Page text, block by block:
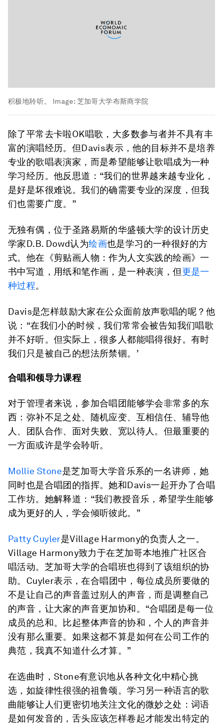
积极地聆听。 Image: 芝加哥大学布斯商学院
除了平常去卡啦OK唱歌，大多数参与者并不具有丰
富的演唱经历。但Davis表示，他的目标并不是培养
专业的歌唱表演家，而是希望能够让歌唱成为一种
学习经历。他反思道：“我们的世界越来越专业化，
是好是坏很难说。我们的确需要专业的深度，但我
们也需要广度。”
无独有偶，位于圣路易斯的华盛顿大学的设计历史
学家D.B. Dowd认为绘画也是学习的一种很好的方
式。他在《剪贴画人物：作为人文实践的绘画》一
书中写道，用纸和笔作画，是一种表演，但更是一
种过程。
Davis是怎样鼓励大家在公众面前放声歌唱的呢？他
说：“在我们小的时候，我们常常会被告知我们唱歌
并不好听。但实际上，很多人都能唱得很好。有时
我们只是被自己的想法所禁锢。’
合唱和领导力课程
对于管理者来说，参加合唱团能够学会非常多的东
西：弥补不足之处、随机应变、互相信任、辅导他
人、团队合作、面对失败、宽以待人。但最重要的
一方面或许是学会聆听。
Mollie Stone是芝加哥大学音乐系的一名讲师，她
同时也是合唱团的指挥。她和Davis一起开办了合唱
工作坊。她解释道：“我们教授音乐，希望学生能够
成为更好的人，学会倾听彼此。”
Patty Cuyler是Village Harmony的负责人之一。
Village Harmony致力于在芝加哥本地推广社区合
唱活动。芝加哥大学的合唱班也得到了该组织的协
助。Cuyler表示，在合唱团中，每位成员所要做的
不是让自己的声音盖过别人的声音，而是调整自己
的声音，让大家的声音更加协和。“合唱团是每一位
成员的总和。比起整体声音的协和，个人的声音并
没有那么重要。如果这都不算是如何在公司工作的
典范，我真不知道什么才算。”
在选曲时，Stone有意识地从各种文化中精心挑
选，如旋律性很强的祖鲁颂。学习另一种语言的歌
曲能够让人们更密切地关注文化的微妙之处：词语
是如何发音的，舌头应该怎样卷起才能发出特定的